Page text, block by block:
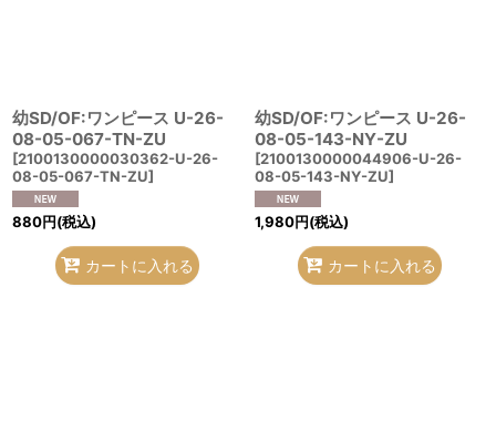
幼SD/OF:ワンピース U-26-
08-05-067-TN-ZU
[2100130000030362-U-26-
08-05-067-TN-ZU]
880円(税込)
カートに入れる
幼SD/OF:ワンピース U-26-
08-05-143-NY-ZU
[2100130000044906-U-26-
08-05-143-NY-ZU]
1,980円(税込)
カートに入れる